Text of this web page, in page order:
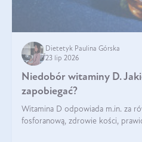
Dietetyk Paulina Górska
23 lip 2026
Niedobór witaminy D.
zapobiegać?
Witamina D odpowiada m.in. za
fosforanową, zdrowie kości,